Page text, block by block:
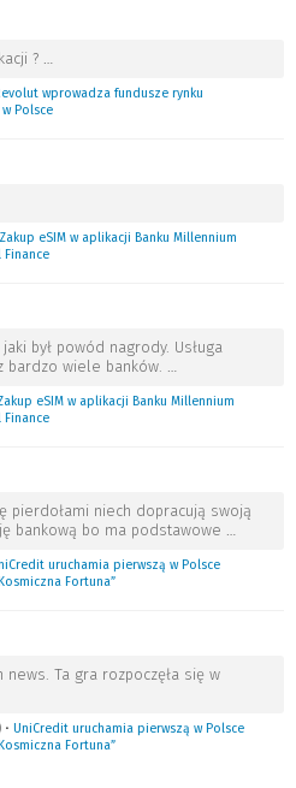
? …
wprowadza fundusze rynku
Polsce
Zakup eSIM w aplikacji Banku Millennium
był powód nagrody. Usługa
bardzo wiele banków. …
eSIM w aplikacji Banku Millennium
pierdołami niech dopracują swoją
bankową bo ma podstawowe …
uruchamia pierwszą w Polsce
Fortuna”
Ta gra rozpoczęła się w
• UniCredit uruchamia pierwszą w Polsce
Fortuna”